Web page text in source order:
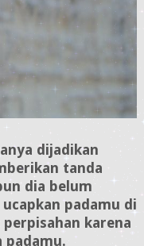
dijadikan
tanda
dia belum
padamu di
karena
padamu.